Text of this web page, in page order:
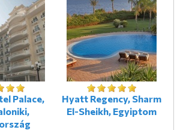
Palace,
Hyatt Regency, Sharm
El-Sheikh, Egyiptom